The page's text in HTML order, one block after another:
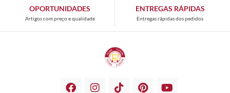
OPORTUNIDADES
Artigos com preço e qualidade
ENTREGAS RÁPIDAS
Entregas rápidas dos pedidos